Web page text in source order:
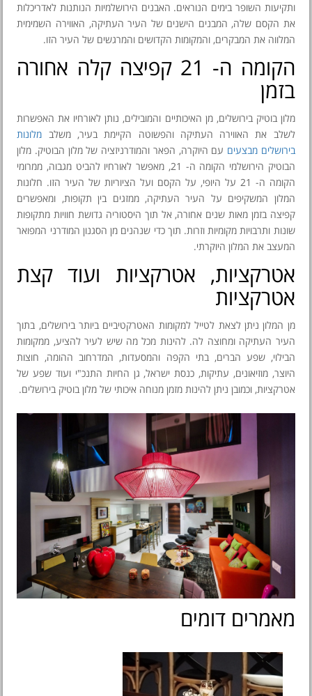
ותקיעות השופר בימים הנוראים. האבנים הירושלמיות הנותנות לאדריכלות
את הקסם שלה, המבנים הישנים של העיר העתיקה, האווירה השמימית
המלווה את המבקרים, והמקומות הקדושים והמרגשים של העיר הזו.
הקומה ה- 21 קפיצה קלה אחורה
בזמן
מלון בוטיק בירושלים, מן האיכותיים והמובילים, נותן לאורחיו את האפשרות
לשלב את האווירה העתיקה והפשוטה הקיימת בעיר, משלב מלונות
בירושלים מבצעים עם היוקרה, הפאר והמודרניזציה של מלון הבוטיק. מלון
הבוטיק הירושלמי הקומה ה- 21, מאפשר לאורחיו להביט מגבוה, ממרומי
הקומה ה- 21 על היופי, על הקסם ועל הציוריות של העיר הזו. חלונות
המלון המשקיפים על העיר העתיקה, ממזגים בין תקופות, ומאפשרים
קפיצה בזמן מאות שנים אחורה, אל תוך היסטוריה גדושת חוויות מתקופות
שונות ותרבויות מקומיות וזרות. תוך כדי שנהנים מן הסגנון המודרני המפואר
המעצב את המלון היוקרתי.
אטרקציות, אטרקציות ועוד קצת
אטרקציות
מן המלון ניתן לצאת לטייל למקומות האטרקטיביים ביותר בירושלים, בתוך
העיר העתיקה ומחוצה לה. להינות מכל מה שיש לעיר להציע, ממקומות
הבילוי, שפע הברים, בתי הקפה והמסעדות, המדרחוב ההומה, חוצות
היוצר, מוזיאונים, עתיקות, כנסת ישראל, גן החיות התנכ"י ועוד שפע של
אטרקציות, וכמובן ניתן להינות מזמן מנוחה איכותי של מלון בוטיק בירושלים.
מאמרים דומים